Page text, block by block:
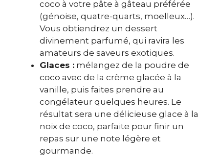
coco à votre pâte à gâteau préférée
(génoise, quatre-quarts, moelleux…).
Vous obtiendrez un dessert
divinement parfumé, qui ravira les
amateurs de saveurs exotiques.
Glaces : mélangez de la poudre de
coco avec de la crème glacée à la
vanille, puis faites prendre au
congélateur quelques heures. Le
résultat sera une délicieuse glace à la
noix de coco, parfaite pour finir un
repas sur une note légère et
gourmande.